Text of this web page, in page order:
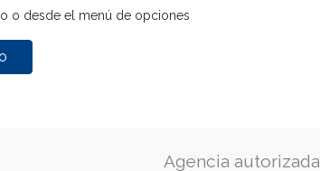
o desde el menú de opciones
Agencia autorizada